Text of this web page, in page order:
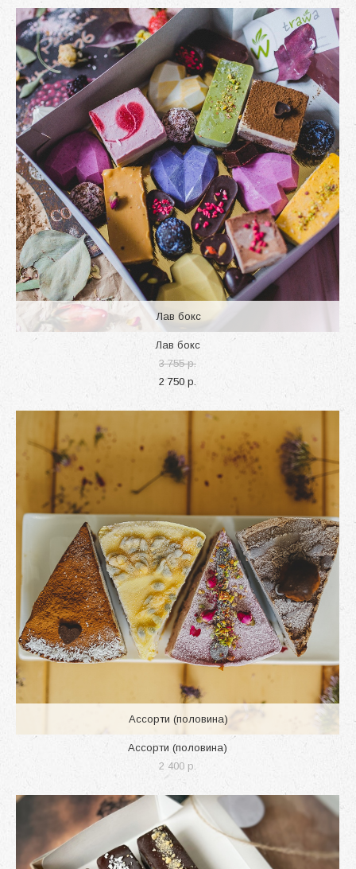
Лав бокс
Лав бокс
3 755 p.
2 750 p.
Ассорти (половина)
Ассорти (половина)
2 400 p.